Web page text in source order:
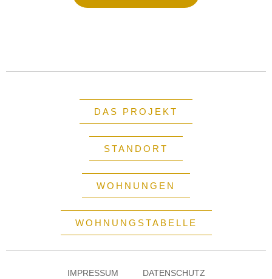
DAS PROJEKT
STANDORT
WOHNUNGEN
WOHNUNGSTABELLE
IMPRESSUM DATENSCHUTZ